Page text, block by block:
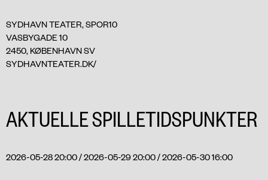
SYDHAVN TEATER, SPOR10
VASBYGADE 10
2450, KØBENHAVN SV
SYDHAVNTEATER.DK/
AKTUELLE SPILLETIDSPUNKTER
2026-05-28 20:00 / 2026-05-29 20:00 / 2026-05-30 16:00